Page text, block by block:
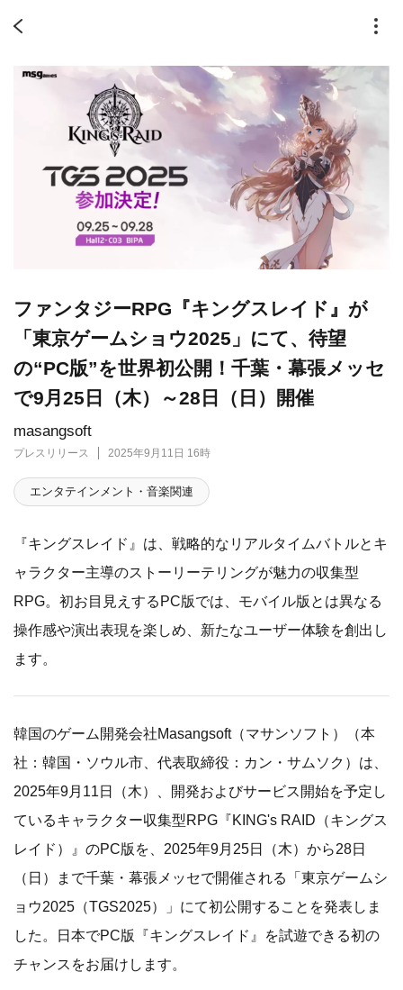
masangsoft
プレスリリース 2025年9月11日 16時
ファンタジーRPG『キングスレイド』が
「東京ゲームショウ2025」にて、待望
の“PC版”を世界初公開！千葉・幕張メッセ
で9月25日（木）～28日（日）開催
エンタテインメント・音楽関連
『キングスレイド』は、戦略的なリアルタイムバトルとキ
ャラクター主導のストーリーテリングが魅力の収集型
RPG。初お目見えするPC版では、モバイル版とは異なる
操作感や演出表現を楽しめ、新たなユーザー体験を創出し
ます。
韓国のゲーム開発会社Masangsoft（マサンソフト）（本
社：韓国・ソウル市、代表取締役：カン・サムソク）は、
2025年9月11日（木）、開発およびサービス開始を予定し
ているキャラクター収集型RPG『KING's RAID（キングス
レイド）』のPC版を、2025年9月25日（木）から28日
（日）まで千葉・幕張メッセで開催される「東京ゲームシ
ョウ2025（TGS2025）」にて初公開することを発表しま
した。日本でPC版『キングスレイド』を試遊できる初の
チャンスをお届けします。